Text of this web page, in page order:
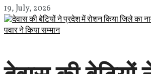
19, July, 2026